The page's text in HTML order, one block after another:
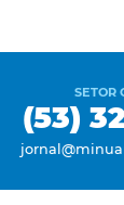
SETOR
(53)